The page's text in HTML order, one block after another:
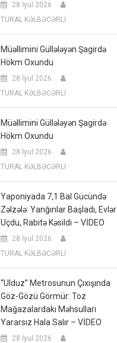
28 İyul 2026
TURAL KƏLBƏCƏRLİ
Müəllimini Güllələyən Şagirdə
Hökm Oxundu
28 İyul 2026
TURAL KƏLBƏCƏRLİ
Müəllimini Güllələyən Şagirdə
Hökm Oxundu
28 İyul 2026
TURAL KƏLBƏCƏRLİ
Yaponiyada 7,1 Bal Gücündə
Zəlzələ: Yanğınlar Başladı, Evlər
Uçdu, Rabitə Kəsildi – VİDEO
28 İyul 2026
TURAL KƏLBƏCƏRLİ
“Ulduz” Metrosunun Çıxışında
Göz-Gözü Görmür: Toz
Mağazalardakı Məhsulları
Yararsız Hala Salır – VİDEO
28 İyul 2026